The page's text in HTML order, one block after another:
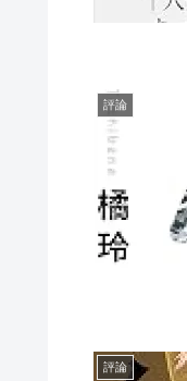
評論
評論